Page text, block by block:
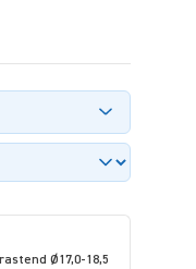
Ø17,0-18,5